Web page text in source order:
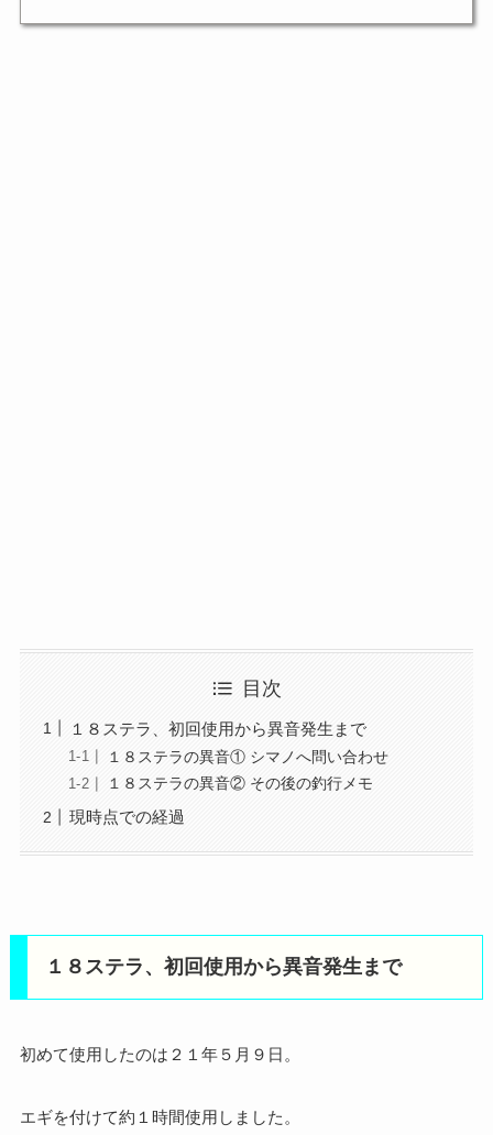
目次
１８ステラ、初回使用から異音発生まで
１８ステラの異音① シマノへ問い合わせ
１８ステラの異音② その後の釣行メモ
現時点での経過
１８ステラ、初回使用から異音発生まで
初めて使用したのは２１年５月９日。
エギを付けて約１時間使用しました。